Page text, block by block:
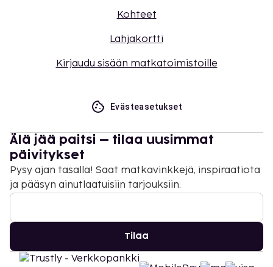
Kohteet
Lahjakortti
Kirjaudu sisään matkatoimistoille
Evästeasetukset
Älä jää paitsi – tilaa uusimmat
päivitykset
Pysy ajan tasalla! Saat matkavinkkejä, inspiraatiota
ja pääsyn ainutlaatuisiin tarjouksiin.
Tilaa